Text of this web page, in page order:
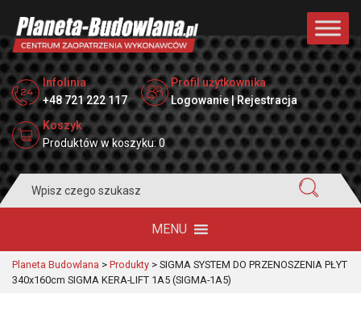
Infolinia
+48 721 222 117
Profil użytkownika
Logowanie | Rejestracja
Koszyk
Produktów w koszyku: 0
for:
MENU
Planeta Budowlana > Produkty > SIGMA SYSTEM DO PRZENOSZENIA PŁYT
340x160cm SIGMA KERA-LIFT 1A5 (SIGMA-1A5)